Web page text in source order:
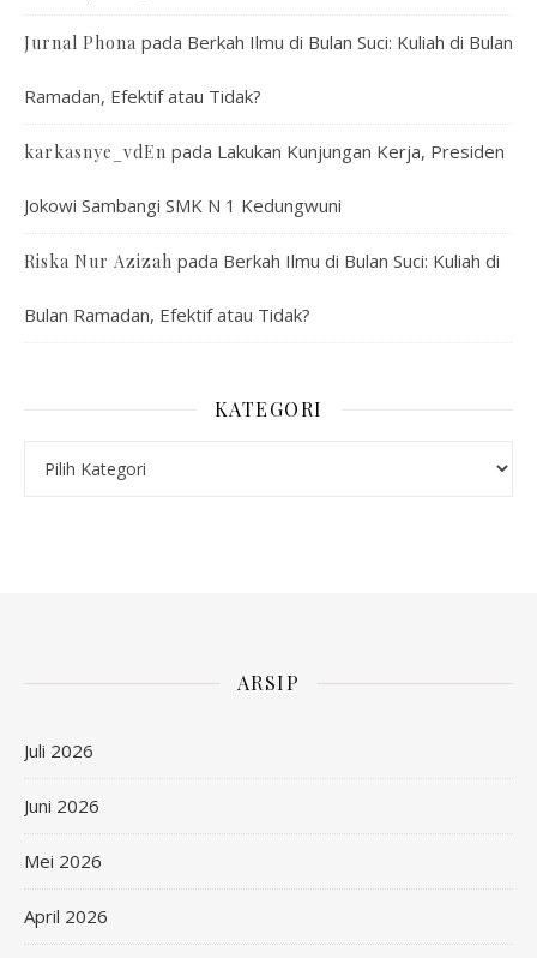
Jurnal Phona pada Berkah Ilmu di Bulan Suci: Kuliah di Bulan
Ramadan, Efektif atau Tidak?
karkasnye_vdEn pada Lakukan Kunjungan Kerja, Presiden
Jokowi Sambangi SMK N 1 Kedungwuni
Riska Nur Azizah pada Berkah Ilmu di Bulan Suci: Kuliah di
Bulan Ramadan, Efektif atau Tidak?
KATEGORI
ARSIP
Juli 2026
Juni 2026
Mei 2026
April 2026